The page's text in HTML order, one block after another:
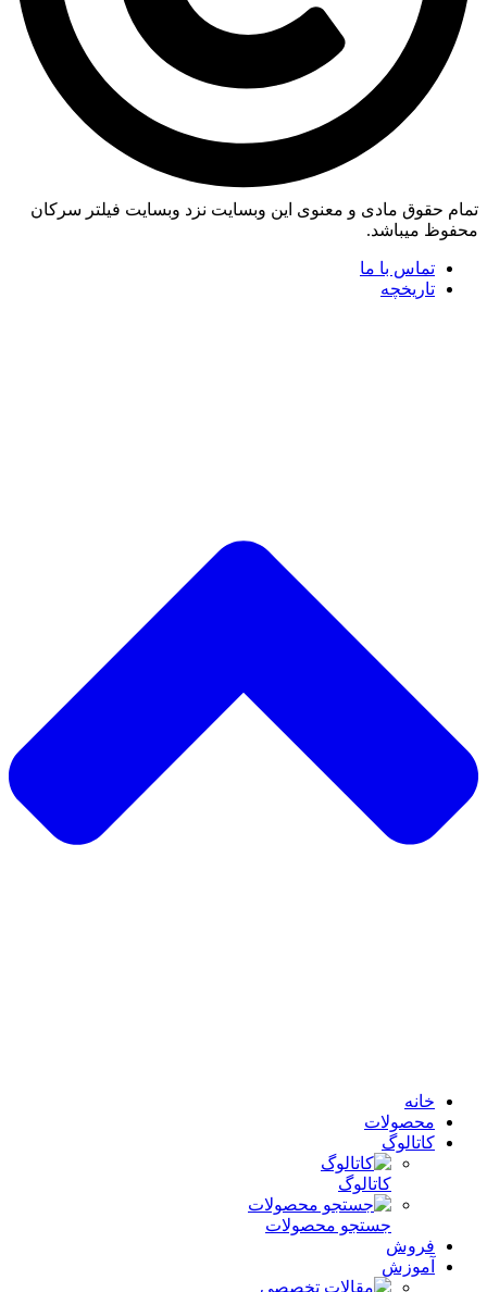
تمام حقوق مادی و معنوی این وبسایت نزد وبسایت فیلتر سرکان
محفوظ میباشد.
تماس با ما
تاریخچه
خانه
محصولات
کاتالوگ
کاتالوگ
جستجو محصولات
فروش
آموزش